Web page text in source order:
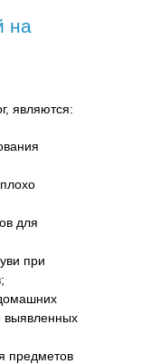
на
являются:
для
при
выявленных
предметов